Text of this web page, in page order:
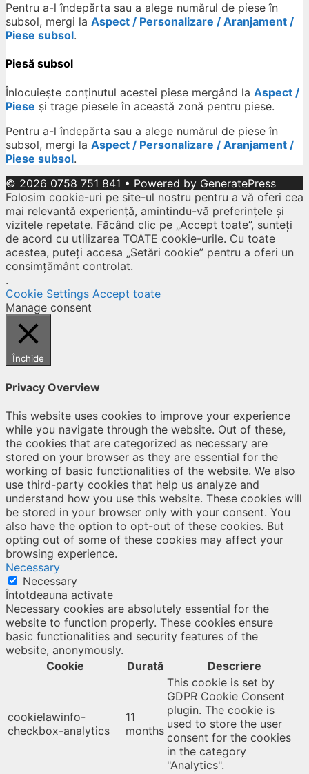
Pentru a-l îndepărta sau a alege numărul de piese în
subsol, mergi la Aspect / Personalizare / Aranjament /
Piese subsol.
Piesă subsol
Înlocuiește conținutul acestei piese mergând la Aspect /
Piese și trage piesele în această zonă pentru piese.
Pentru a-l îndepărta sau a alege numărul de piese în
subsol, mergi la Aspect / Personalizare / Aranjament /
Piese subsol.
© 2026 0758 751 841 • Powered by GeneratePress
Folosim cookie-uri pe site-ul nostru pentru a vă oferi cea
mai relevantă experiență, amintindu-vă preferințele și
vizitele repetate. Făcând clic pe „Accept toate”, sunteți
de acord cu utilizarea TOATE cookie-urile. Cu toate
acestea, puteți accesa „Setări cookie” pentru a oferi un
consimțământ controlat.
.
Cookie Settings Accept toate
Manage consent
Închide
Privacy Overview
This website uses cookies to improve your experience
while you navigate through the website. Out of these,
the cookies that are categorized as necessary are
stored on your browser as they are essential for the
working of basic functionalities of the website. We also
use third-party cookies that help us analyze and
understand how you use this website. These cookies will
be stored in your browser only with your consent. You
also have the option to opt-out of these cookies. But
opting out of some of these cookies may affect your
browsing experience.
Necessary
Necessary
Întotdeauna activate
Necessary cookies are absolutely essential for the
website to function properly. These cookies ensure
basic functionalities and security features of the
website, anonymously.
Cookie
Durată Descriere
cookielawinfo-
checkbox-analytics
11
months
This cookie is set by
GDPR Cookie Consent
plugin. The cookie is
used to store the user
consent for the cookies
in the category
"Analytics".